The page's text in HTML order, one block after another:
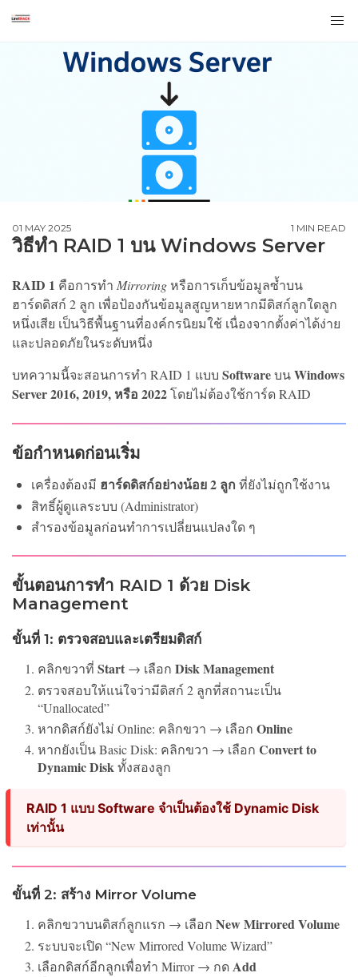
01 MAY 2025 1 MIN READ
วิธีทำ RAID 1 บน Windows Server
RAID 1 คือการทำ Mirroringหรือการเก็บข้อมูลซ้ำบน
ฮาร์ดดิสก์ 2 ลูก เพื่อป้องกันข้อมูลสูญหายหากมีดิสก์ลูกใดลูก
หนึ่งเสีย เป็นวิธีพื้นฐานที่องค์กรนิยมใช้ เนื่องจากตั้งค่าได้ง่าย
และปลอดภัยในระดับหนึ่ง
บทความนี้จะสอนการทำ RAID 1 แบบ SoftwareบนWindows
Server 2016, 2019, หรือ 2022โดยไม่ต้องใช้การ์ด RAID
ข้อกำหนดก่อนเริ่ม
เครื่องต้องมี ฮาร์ดดิสก์อย่างน้อย 2 ลูก ที่ยังไม่ถูกใช้งาน
สิทธิ์ผู้ดูแลระบบ (Administrator)
สำรองข้อมูลก่อนทำการเปลี่ยนแปลงใด ๆ
ขั้นตอนการทำ RAID 1 ด้วย Disk
Management
ขั้นที่ 1: ตรวจสอบและเตรียมดิสก์
คลิกขวาที่ Start → เลือก Disk Management
ตรวจสอบให้แน่ใจว่ามีดิสก์ 2 ลูกที่สถานะเป็น
“Unallocated”
หากดิสก์ยังไม่ Online: คลิกขวา → เลือก Online
หากยังเป็น Basic Disk: คลิกขวา → เลือก Convert to
Dynamic Diskทั้งสองลูก
RAID 1 แบบ Software จำเป็นต้องใช้ Dynamic Disk
เท่านั้น
ขั้นที่ 2: สร้าง Mirror Volume
คลิกขวาบนดิสก์ลูกแรก → เลือก New Mirrored Volume
ระบบจะเปิด “New Mirrored Volume Wizard”
เลือกดิสก์อีกลูกเพื่อทำ Mirror → กดAdd